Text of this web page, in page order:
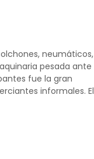
neumáticos,
pesada ante
fue la gran
informales. El